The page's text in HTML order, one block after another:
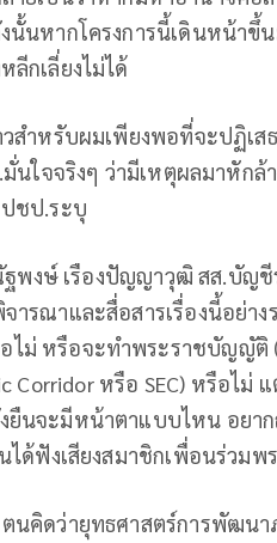
นั้นหากโครงการนี้เดินหน้าขึ้
ลีกเลี่ยงไม่ได้
วสำหรับผมเพียงพอที่จะปฏิเ
นใจจริงๆ ว่ามีเหตุผลมาหัก
ชป.ระบุ
ฐพงษ์ เรืองปัญญาวุฒิ สส.บั
รณาและสื่อสารเรื่องนี้อย่า
ม่ หรือจะทำพระราชบัญญัติ
Corridor หรือ SEC) หรือไ
ยืนจะมีหน้าตาแบบไหน อยา
ได้ฟังเสียงสมาชิกเพื่อนร่วม
นคิดว่ายุทธศาสตร์การพัฒนา